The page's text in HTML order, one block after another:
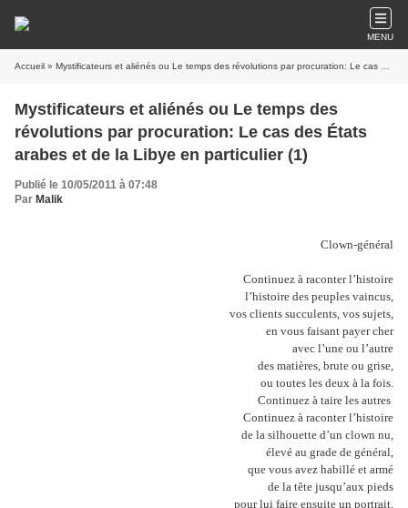
MENU
Accueil » Mystificateurs et aliénés ou Le temps des révolutions par procuration: Le cas des États arabes et de la Libye en particulier (1)
Mystificateurs et aliénés ou Le temps des
révolutions par procuration: Le cas des États
arabes et de la Libye en particulier (1)
Publié le 10/05/2011 à 07:48
Par Malik
Clown-général
Continuez à raconter l’histoire
l’histoire des peuples vaincus,
vos clients succulents, vos sujets,
en vous faisant payer cher
avec l’une ou l’autre
des matières, brute ou grise,
ou toutes les deux à la fois.
Continuez à taire les autres
Continuez à raconter l’histoire
de la silhouette d’un clown nu,
élevé au grade de général,
que vous avez habillé et armé
de la tête jusqu’aux pieds
pour lui faire ensuite un portrait,